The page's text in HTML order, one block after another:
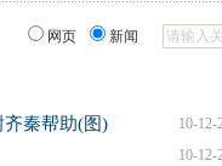
网页 新闻
10-12-
秦帮助(图)
10-12-